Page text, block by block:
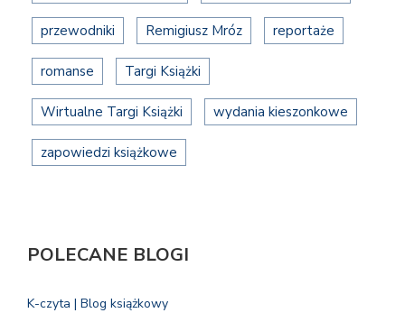
przewodniki Remigiusz Mróz reportaże
romanse Targi Książki
Wirtualne Targi Książki wydania kieszonkowe
zapowiedzi książkowe
POLECANE BLOGI
K-czyta | Blog książkowy